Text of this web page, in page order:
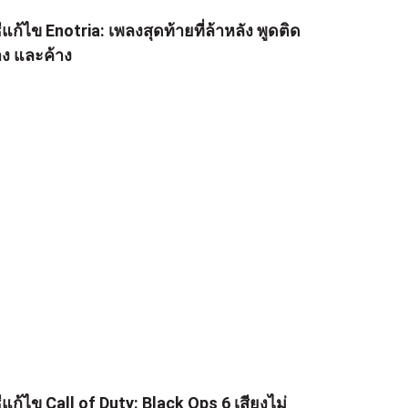
ก้ไข Enotria: เพลงสุดท้ายที่ล้าหลัง พูดติด
และค้าง
ก้ไข Call of Duty: Black Ops 6 เสียงไม่